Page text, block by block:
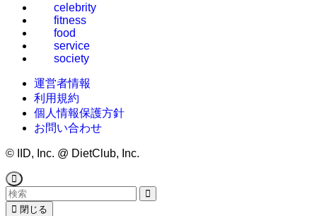
celebrity
fitness
food
service
society
運営者情報
利用規約
個人情報保護方針
お問い合わせ
© IID, Inc. @ DietClub, Inc.
閉じる